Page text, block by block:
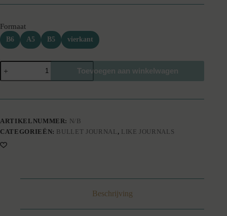
Formaat
B6 A5 B5 vierkant
Plain
and
Simple
Dark
Toevoegen aan winkelwagen
ARTIKELNUMMER: N/B
CATEGORIEËN: BULLET JOURNAL , LIKE JOURNALS
Beschrijving